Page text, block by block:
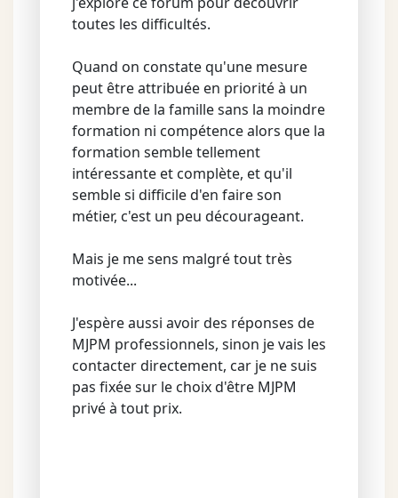
toutes les difficultés.
Quand on constate qu'une mesure
peut être attribuée en priorité à un
membre de la famille sans la moindre
formation ni compétence alors que la
formation semble tellement
intéressante et complète, et qu'il
semble si difficile d'en faire son
métier, c'est un peu décourageant.
Mais je me sens malgré tout très
motivée...
J'espère aussi avoir des réponses de
MJPM professionnels, sinon je vais les
contacter directement, car je ne suis
pas fixée sur le choix d'être MJPM
privé à tout prix.